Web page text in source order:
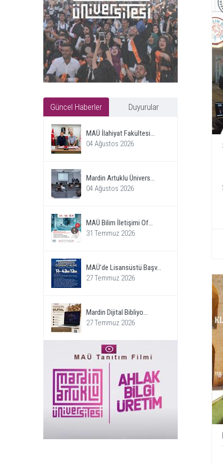
Güncel Haberler Duyurular
MAÜ İlahiyat Fakültesi...
04 Ağustos 2026
Mardin Artuklu Ünivers...
04 Ağustos 2026
MAÜ Bilim İletişimi Of...
31 Temmuz 2026
MAÜ’de Lisansüstü Başv...
27 Temmuz 2026
Mardin Dijital Bibliyo...
27 Temmuz 2026